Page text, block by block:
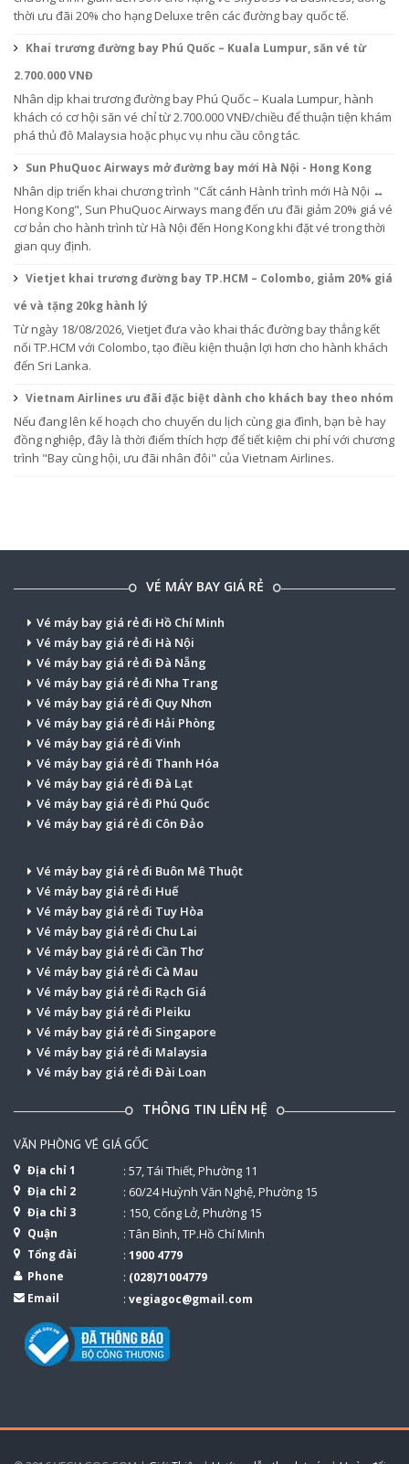
thời ưu đãi 20% cho hạng Deluxe trên các đường bay quốc tế.
Khai trương đường bay Phú Quốc – Kuala Lumpur, săn vé từ
2.700.000 VNĐ
Nhân dịp khai trương đường bay Phú Quốc – Kuala Lumpur, hành
khách có cơ hội săn vé chỉ từ 2.700.000 VNĐ/chiều để thuận tiện khám
phá thủ đô Malaysia hoặc phục vụ nhu cầu công tác.
Sun PhuQuoc Airways mở đường bay mới Hà Nội - Hong Kong
Nhân dịp triển khai chương trình "Cất cánh Hành trình mới Hà Nội ↔
Hong Kong", Sun PhuQuoc Airways mang đến ưu đãi giảm 20% giá vé
cơ bản cho hành trình từ Hà Nội đến Hong Kong khi đặt vé trong thời
gian quy định.
Vietjet khai trương đường bay TP.HCM – Colombo, giảm 20% giá
vé và tặng 20kg hành lý
Từ ngày 18/08/2026, Vietjet đưa vào khai thác đường bay thẳng kết
nối TP.HCM với Colombo, tạo điều kiện thuận lợi hơn cho hành khách
đến Sri Lanka.
Vietnam Airlines ưu đãi đặc biệt dành cho khách bay theo nhóm
Nếu đang lên kế hoạch cho chuyến du lịch cùng gia đình, bạn bè hay
đồng nghiệp, đây là thời điểm thích hợp để tiết kiệm chi phí với chương
trình "Bay cùng hội, ưu đãi nhân đôi" của Vietnam Airlines.
VÉ MÁY BAY GIÁ RẺ
Vé máy bay giá rẻ đi Hồ Chí Minh
Vé máy bay giá rẻ đi Hà Nội
Vé máy bay giá rẻ đi Đà Nẵng
Vé máy bay giá rẻ đi Nha Trang
Vé máy bay giá rẻ đi Quy Nhơn
Vé máy bay giá rẻ đi Hải Phòng
Vé máy bay giá rẻ đi Vinh
Vé máy bay giá rẻ đi Thanh Hóa
Vé máy bay giá rẻ đi Đà Lạt
Vé máy bay giá rẻ đi Phú Quốc
Vé máy bay giá rẻ đi Côn Đảo
Vé máy bay giá rẻ đi Buôn Mê Thuột
Vé máy bay giá rẻ đi Huế
Vé máy bay giá rẻ đi Tuy Hòa
Vé máy bay giá rẻ đi Chu Lai
Vé máy bay giá rẻ đi Cần Thơ
Vé máy bay giá rẻ đi Cà Mau
Vé máy bay giá rẻ đi Rạch Giá
Vé máy bay giá rẻ đi Pleiku
Vé máy bay giá rẻ đi Singapore
Vé máy bay giá rẻ đi Malaysia
Vé máy bay giá rẻ đi Đài Loan
THÔNG TIN LIÊN HỆ
VĂN PHÒNG VÉ GIÁ GỐC
Địa chỉ 1 : 57, Tái Thiết, Phường 11
Địa chỉ 2 : 60/24 Huỳnh Văn Nghệ, Phường 15
Địa chỉ 3 : 150, Cống Lở, Phường 15
Quận : Tân Bình, TP.Hồ Chí Minh
Tổng đài : 1900 4779
Phone
: (028)71004779
Email
: vegiagoc@gmail.com